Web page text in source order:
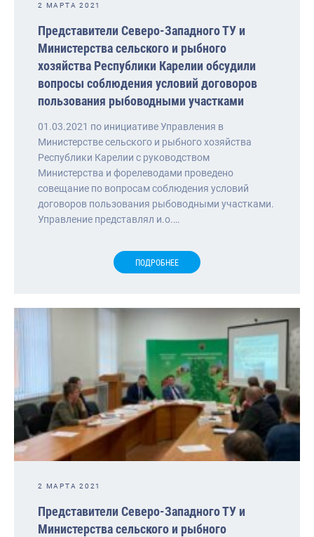
2 МАРТА 2021
Представители Северо-Западного ТУ и
Министерства сельского и рыбного
хозяйства Республики Карелии обсудили
вопросы соблюдения условий договоров
пользования рыбоводными участками
01.03.2021 по инициативе Управления в
Министерстве сельского и рыбного хозяйства
Республики Карелии с руководством
Министерства и форелеводами проведено
совещание по вопросам соблюдения условий
договоров пользования рыбоводными участками.
Управление представлял и.о.…
ПОДРОБНЕЕ
2 МАРТА 2021
Представители Северо-Западного ТУ и
Министерства сельского и рыбного